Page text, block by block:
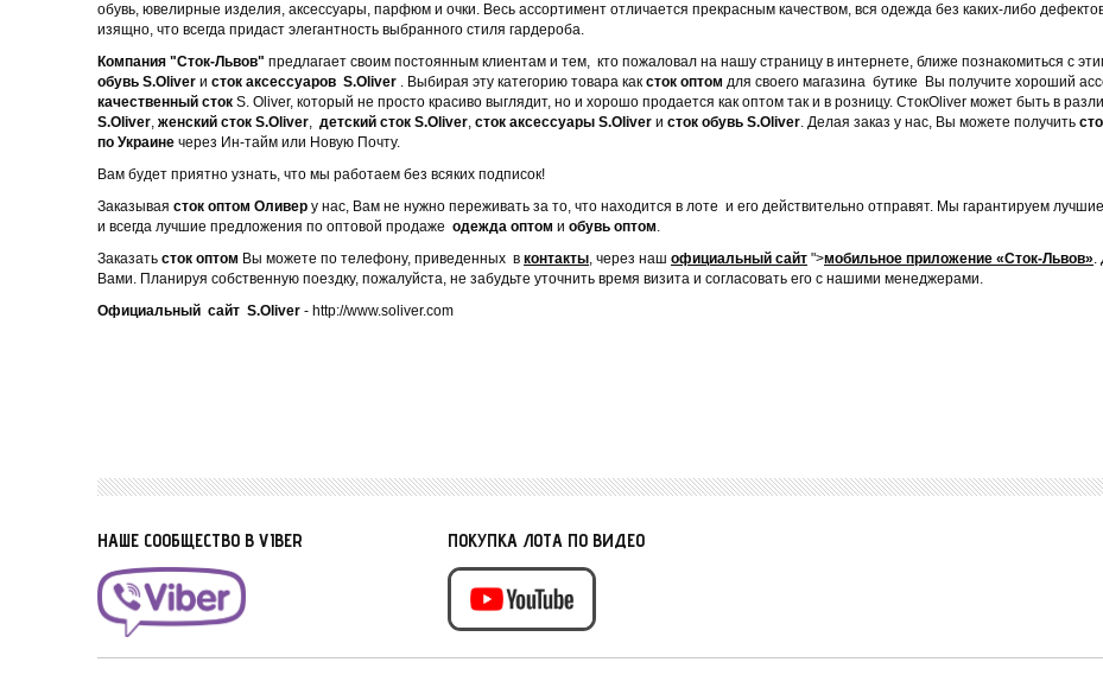
обувь, ювелирные изделия, аксессуары, парфюм и очки. Весь ассортимент отличается прекрасным качеством, вся одежда без каких-либо
изящно, что всегда придаст элегантность выбранного стиля гардероба.
Компания "Сток-Львов" предлагает своим постоянным клиентам и тем, кто пожаловал на нашу страницу в интернете, ближе познакомиться с
обувь S.Oliver и сток аксессуаров S.Oliver . Выбирая эту категорию товара как сток оптом для своего магазина бутике Вы получите хороший
качественный сток S. Oliver, который не просто красиво выглядит, но и хорошо продается как оптом так и в розницу. СтокOliver может быть в
S.Oliver, женский сток S.Oliver, детский сток S.Oliver, сток аксессуары S.Oliver и сток обувь S.Oliver. Делая заказ у нас, Вы можете получить
по Украине через Ин-тайм или Новую Почту.
Вам будет приятно узнать, что мы работаем без всяких подписок!
Заказывая сток оптом Оливер у нас, Вам не нужно переживать за то, что находится в лоте и его действительно отправят. Мы гарантируем
и всегда лучшие предложения по оптовой продаже одежда оптом и обувь оптом.
Заказать сток оптом Вы можете по телефону, приведенных в контакты, через наш официальный сайт ">мобильное приложение «Сток-Львов».
Вами. Планируя собственную поездку, пожалуйста, не забудьте уточнить время визита и согласовать его с нашими менеджерами.
Официальный сайт S.Oliver - http://www.soliver.com
НАШЕ СООБЩЕСТВО В VIBER ПОКУПКА ЛОТА ПО ВИДЕО